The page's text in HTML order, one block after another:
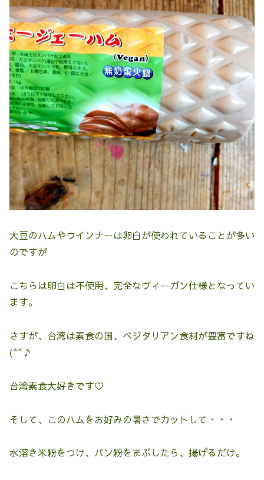
大豆のハムやウインナーは卵白が使われていることが多い
のですが
こちらは卵白は不使用、完全なヴィーガン仕様となってい
ます。
さすが、台湾は素食の国、ベジタリアン食材が豊富ですね
(^^♪
台湾素食大好きです♡
そして、このハムをお好みの暑さでカットして・・・
水溶き米粉をつけ、パン粉をまぶしたら、揚げるだけ。